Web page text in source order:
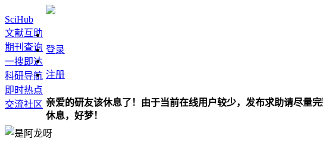
SciHub
文献互助
期刊查询
一搜即达
科研导航
即时热点
交流社区
登录
注册
亲爱的研友该休息了！由于当前在线用户较少，发布求助请尽量
休息，好梦！